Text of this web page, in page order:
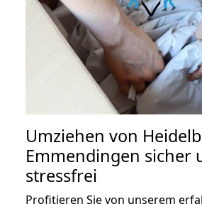
Umziehen von
Emmendingen sicher
stressfrei
Profitieren Sie von unserem